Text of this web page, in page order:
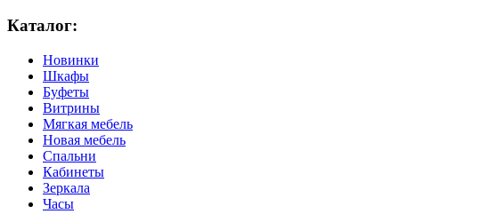
Каталог:
Новинки
Шкафы
Буфеты
Витрины
Мягкая мебель
Новая мебель
Спальни
Кабинеты
Зеркала
Часы